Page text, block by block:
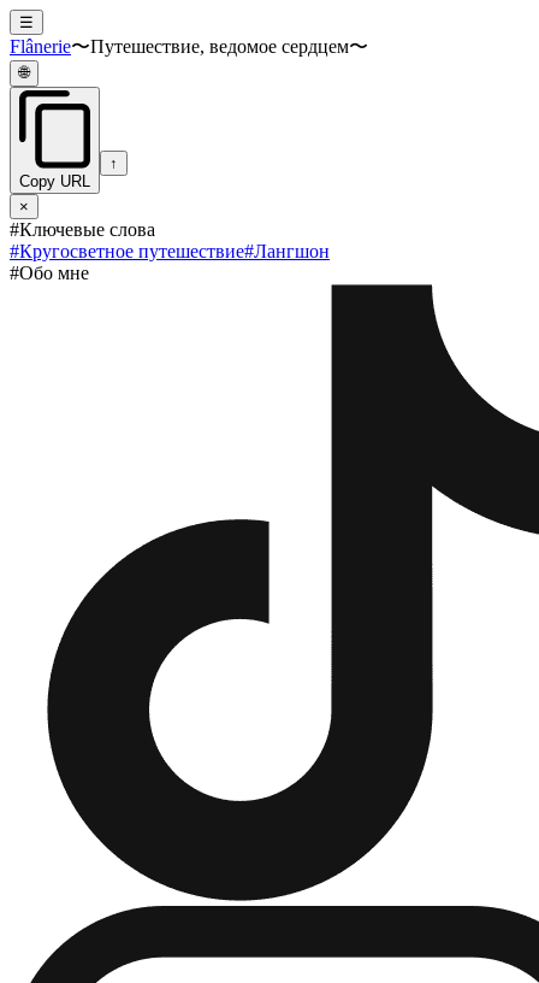
☰
Flânerie〜Путешествие, ведомое сердцем〜
🌐
Copy URL
↑
×
#Ключевые слова
#Кругосветное путешествие#Лангшон
#Обо мне